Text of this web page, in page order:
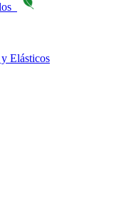
Elásticos